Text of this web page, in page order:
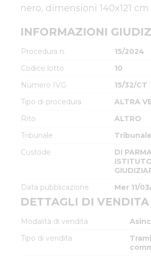
nero, dimensioni 140x121
INFORMAZIONI
Procedura n.
15/2024
Codice lotto
10
Numero IVG
15/32/CT
Tipo di procedura
ALTRA
Rito
ALTRO
Tribunale
Custode
DI
Data pubblicazione
Mer 11/
DETTAGLI DI VENDITA
Modalità di vendita
Tipo di vendita